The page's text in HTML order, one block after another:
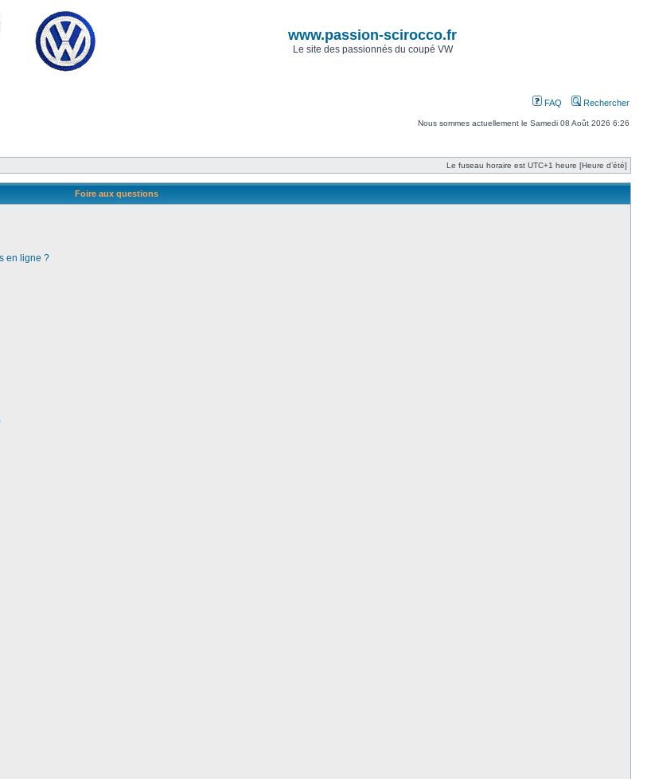
www.passion-scirocco.fr
Le site des passionnés du coupé VW
FAQ Rechercher
Nous sommes actuellement le Samedi 08 Août 2026 6:26
Le fuseau horaire est UTC+1 heure [Heure d’été]
Foire aux questions
en ligne ?